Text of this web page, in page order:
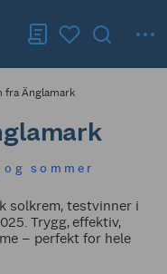
fra Änglamark
sommer
solkrem, testvinner i
Trygg, effektiv,
– perfekt for hele